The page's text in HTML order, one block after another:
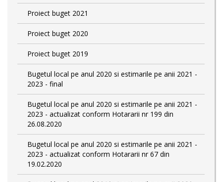
Proiect buget 2021
Proiect buget 2020
Proiect buget 2019
Bugetul local pe anul 2020 si estimarile pe anii 2021 -
2023 - final
Bugetul local pe anul 2020 si estimarile pe anii 2021 -
2023 - actualizat conform Hotararii nr 199 din
26.08.2020
Bugetul local pe anul 2020 si estimarile pe anii 2021 -
2023 - actualizat conform Hotararii nr 67 din
19.02.2020